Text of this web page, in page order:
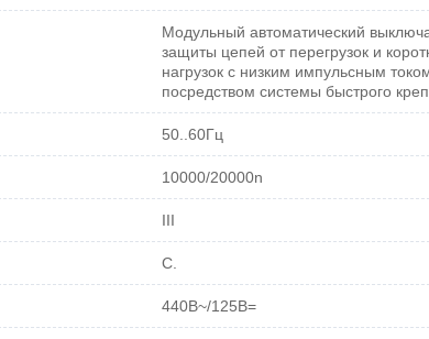
Модульный автоматический
защиты цепей от перегрузок и
нагрузок с низким импульсным
посредством системы быстрого
50..60Гц
10000/20000n
III
C.
440В~/125В=